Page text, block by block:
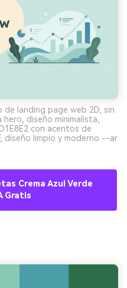
landing page web 2D, sin
diseño minimalista,
con acentos de
diseño limpio y moderno --ar
Crema Azul Verde
Gratis